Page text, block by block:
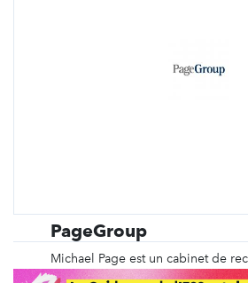
PageGroup
Michael Page est un cabinet de
spécialisé depuis plus de 40 ans